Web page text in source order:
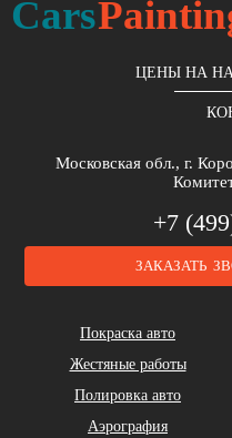
Cars
ЦЕНЫ НА
Московская обл., г.
+7
ЗАКАЗАТЬ
Покраска авто
Жестяные работы
Полировка авто
Аэрография